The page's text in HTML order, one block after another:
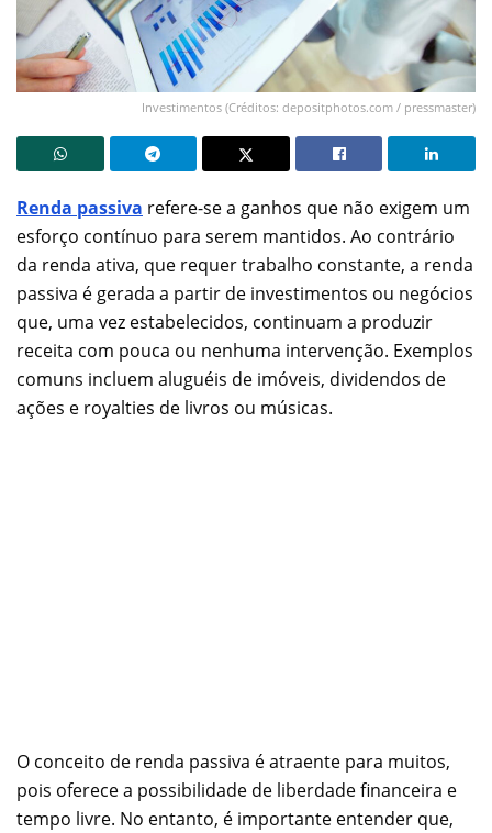
Investimentos (Créditos: depositphotos.com / pressmaster)
Renda passiva refere-se a ganhos que não exigem um
esforço contínuo para serem mantidos. Ao contrário
da renda ativa, que requer trabalho constante, a renda
passiva é gerada a partir de investimentos ou negócios
que, uma vez estabelecidos, continuam a produzir
receita com pouca ou nenhuma intervenção. Exemplos
comuns incluem aluguéis de imóveis, dividendos de
ações e royalties de livros ou músicas.
O conceito de renda passiva é atraente para muitos,
pois oferece a possibilidade de liberdade financeira e
tempo livre. No entanto, é importante entender que,